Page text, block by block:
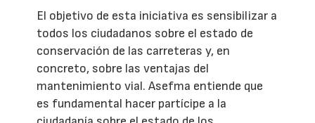
El objetivo de esta iniciativa es sensibilizar a
todos los ciudadanos sobre el estado de
conservación de las carreteras y, en
concreto, sobre las ventajas del
mantenimiento vial. Asefma entiende que
es fundamental hacer partícipe a la